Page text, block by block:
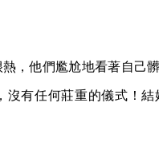
，他們尷尬地看著自己
沒有任何莊重的儀式！